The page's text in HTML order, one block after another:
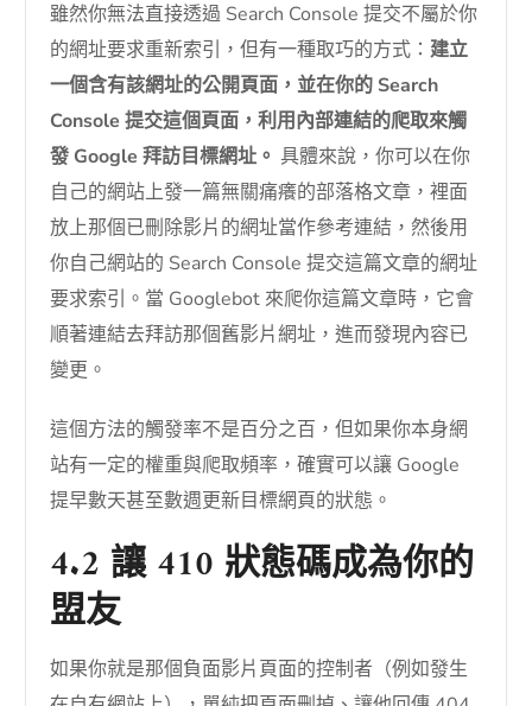
雖然你無法直接透過 Search Console 提交不屬於你
的網址要求重新索引，但有一種取巧的方式：建立
一個含有該網址的公開頁面，並在你的 Search
Console 提交這個頁面，利用內部連結的爬取來觸
發 Google 拜訪目標網址。 具體來說，你可以在你
自己的網站上發一篇無關痛癢的部落格文章，裡面
放上那個已刪除影片的網址當作參考連結，然後用
你自己網站的 Search Console 提交這篇文章的網址
要求索引。當 Googlebot 來爬你這篇文章時，它會
順著連結去拜訪那個舊影片網址，進而發現內容已
變更。
這個方法的觸發率不是百分之百，但如果你本身網
站有一定的權重與爬取頻率，確實可以讓 Google
提早數天甚至數週更新目標網頁的狀態。
4.2 讓 410 狀態碼成為你的
盟友
如果你就是那個負面影片頁面的控制者（例如發生